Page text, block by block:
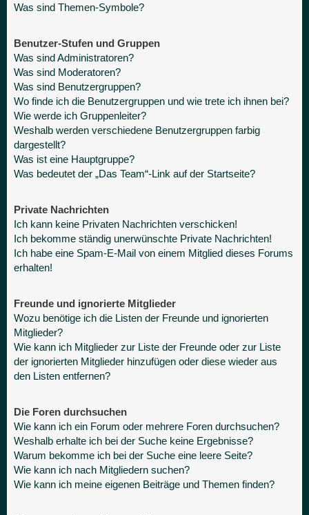
Was sind Themen-Symbole?
Benutzer-Stufen und Gruppen
Was sind Administratoren?
Was sind Moderatoren?
Was sind Benutzergruppen?
Wo finde ich die Benutzergruppen und wie trete ich ihnen bei?
Wie werde ich Gruppenleiter?
Weshalb werden verschiedene Benutzergruppen farbig
dargestellt?
Was ist eine Hauptgruppe?
Was bedeutet der „Das Team“-Link auf der Startseite?
Private Nachrichten
Ich kann keine Privaten Nachrichten verschicken!
Ich bekomme ständig unerwünschte Private Nachrichten!
Ich habe eine Spam-E-Mail von einem Mitglied dieses Forums
erhalten!
Freunde und ignorierte Mitglieder
Wozu benötige ich die Listen der Freunde und ignorierten
Mitglieder?
Wie kann ich Mitglieder zur Liste der Freunde oder zur Liste
der ignorierten Mitglieder hinzufügen oder diese wieder aus
den Listen entfernen?
Die Foren durchsuchen
Wie kann ich ein Forum oder mehrere Foren durchsuchen?
Weshalb erhalte ich bei der Suche keine Ergebnisse?
Warum bekomme ich bei der Suche eine leere Seite?
Wie kann ich nach Mitgliedern suchen?
Wie kann ich meine eigenen Beiträge und Themen finden?